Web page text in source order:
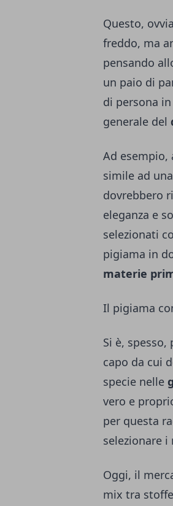
Questo,
freddo, ma
pensando
un paio di
di persona
generale del
Ad esempio,
simile ad
dovrebbero
eleganza e
selezionati
pigiama in
materie
Il pigiama
Si è,
capo da cui
specie nelle
vero e
per questa
selezionare
Oggi, il
mix tra